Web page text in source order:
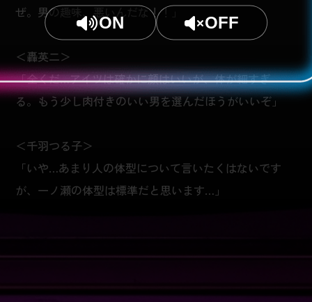
ON OFF
ぜ。男の趣味、悪いんだな！！」
＜轟英二＞
「全くだ…アイツは確かに顔はいいが、体が細すぎ
る。もう少し肉付きのいい男を選んだほうがいいぞ」
＜千羽つる子＞
「いや…あまり人の体型について言いたくはないです
が、一ノ瀬の体型は標準だと思います…」
「大井…私もセクハラになるからあれこれ言いたくは